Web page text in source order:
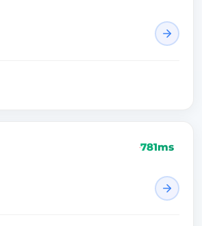
781ms